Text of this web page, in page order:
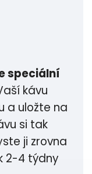
speciální
kávu
a uložte na
si tak
ji zrovna
2-4 týdny